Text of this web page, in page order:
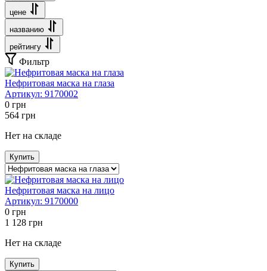
цене
названию
рейтингу
Фильтр
Нефритовая маска на глаза
Артикул: 9170002
0 грн
564 грн
Нет на складе
Купить
Нефритовая маска на лицо
Артикул: 9170000
0 грн
1 128 грн
Нет на складе
Купить